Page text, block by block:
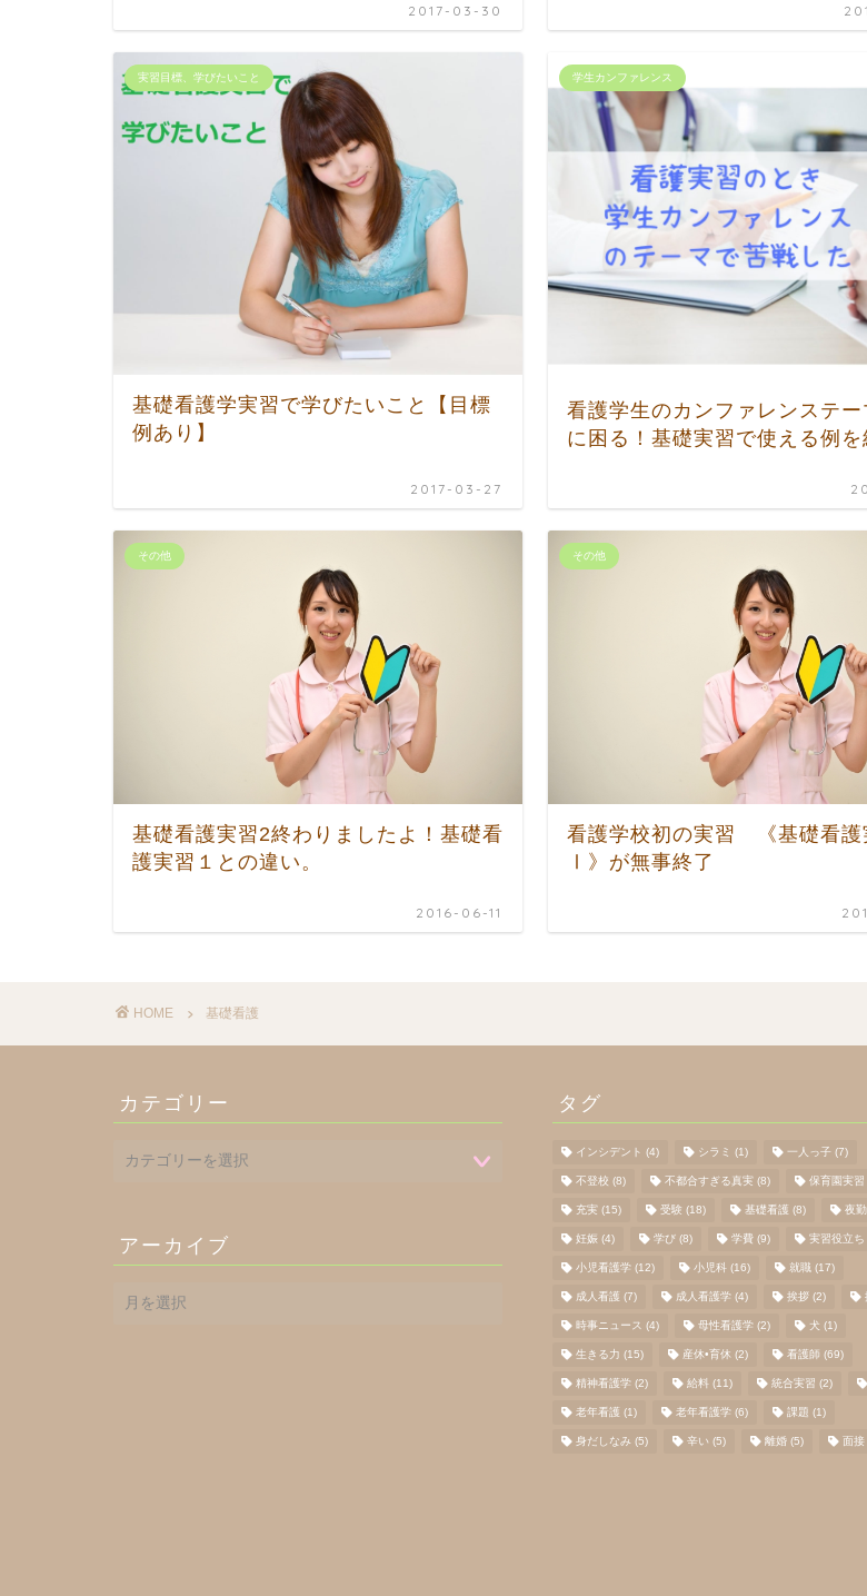
2017-03-30
実習目標、学びたいこと
基礎看護学実習で学びたいこと【目標
例あり】
2017-03-27
学生カンファレンス
看護学生のカンファレンステー
に困る！基礎実習で使える例を
その他
基礎看護実習2終わりましたよ！基礎看
護実習１との違い。
2016-06-11
その他
看護学校初の実習 《基礎看護
Ⅰ》が無事終了
HOME 基礎看護
カテゴリー
アーカイブ
ア
ー
タグ
インシデント (4) シラミ (1) 一人っ子 (7)
不登校 (8) 不都合すぎる真実 (8) 保育園実習
充実 (15) 受験 (18) 基礎看護 (8) 夜勤
妊娠 (4) 学び (8) 学費 (9) 実習役立ち
小児看護学 (12) 小児科 (16) 就職 (17)
成人看護 (7) 成人看護学 (4) 挨拶 (2)
時事ニュース (4) 母性看護学 (2) 犬 (1)
生きる力 (15) 産休•育休 (2) 看護師 (69)
精神看護学 (2) 給料 (11) 統合実習 (2)
老年看護 (1) 老年看護学 (6) 課題 (1)
身だしなみ (5) 辛い (5) 離婚 (5) 面接